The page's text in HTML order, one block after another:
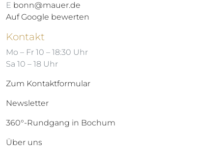
E bonn@mauer.de
Auf Google bewerten
Kontakt
Mo – Fr 10 – 18:30 Uhr
Sa 10 – 18 Uhr
Zum Kontaktformular
Newsletter
360°-Rundgang in Bochum
Über uns